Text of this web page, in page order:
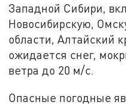
Западной Сибири,
Новосибирскую,
области, Алтайский
ожидается снег,
ветра до 20 м/с.
Опасные погодные